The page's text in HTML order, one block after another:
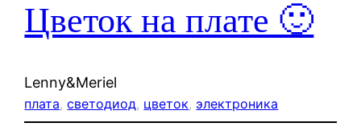
Цветок на плате 🙂
Lenny&Meriel
плата, светодиод, цветок, электроника